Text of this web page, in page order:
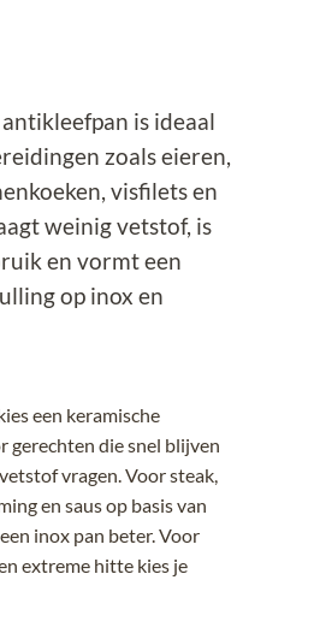
is ideaal
zoals eieren,
visfilets en
weinig vetstof, is
en vormt een
op inox en
een keramische
gerechten die snel blijven
vragen. Voor steak,
en saus op basis van
inox pan beter. Voor
extreme hitte kies je